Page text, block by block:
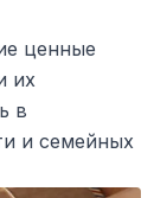
ценные
их
в
и семейных